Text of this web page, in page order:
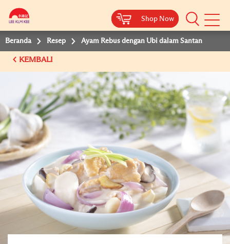
Shop Now
Shop Now
Beranda Resep Ayam Rebus dengan Ubi dalam Santan
KEMBALI